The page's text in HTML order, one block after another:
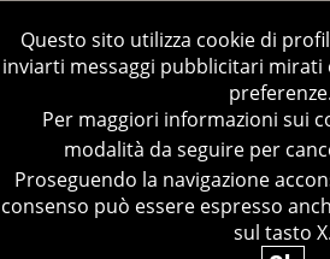
© 2019, FARMACIA SAN
P.IVA: 04388481006
A MEDULA WEB
Questo sito utilizza cookie di
inviarti messaggi pubblicitari mirati
preferenze.
Per maggiori informazioni sui
modalità da seguire per
Proseguendo la navigazione
consenso può essere espresso
sul tasto X.